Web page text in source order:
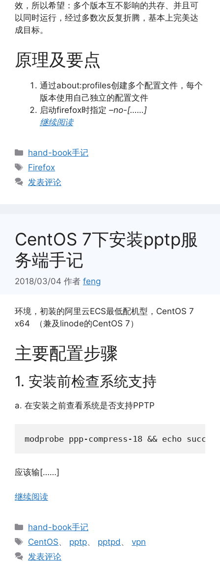
效，所以希望：多个版本互不影响的共存、并且可
以同时运行，经过多数次反复折腾，基本上完美达
成目标。
原理及要点
通过about:profiles创建多个配置文件，每个
版本使用自己独立的配置文件
启动firefox时指定 –no-[……]
继续阅读
分
类
hand-book手记
标
签
Firefox
发表评论
CentOS 7下安装pptp服
务端手记
2018/03/04 作者 feng
环境，初装的阿里云ECS最低配机型，CentOS 7
x64 （兼及linode的CentOS 7）
主要配置步骤
1. 安装前检查系统支持
a. 在安装之前查看系统是否支持PPTP
modprobe ppp-compress-18 && echo
应该输[……]
继续阅读
分
类
hand-book手记
标
签
CentOS、 pptp、 pptpd 、vpn
发表评论